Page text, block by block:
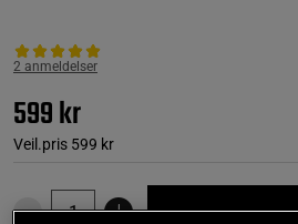
2 anmeldelser
599 kr
Veil.pris 599 kr